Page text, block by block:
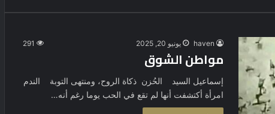
haven يونيو 20, 2025 291
مواطن الشوق
إسماعيل السيد الحُزن ذكاة الروح، ومنتهى التوبة الندم
امرأة أكتشفت أنها لم تقع في الحب يوما رغم أنه…